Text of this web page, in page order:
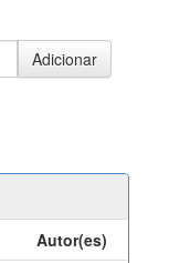
Autor(es)